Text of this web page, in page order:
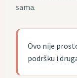
sama.
Ovo nije
podršku i